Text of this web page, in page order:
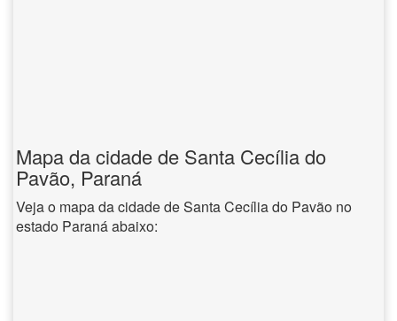
Mapa da cidade de Santa Cecília do
Pavão, Paraná
Veja o mapa da cidade de Santa Cecília do Pavão no
estado Paraná abaixo: